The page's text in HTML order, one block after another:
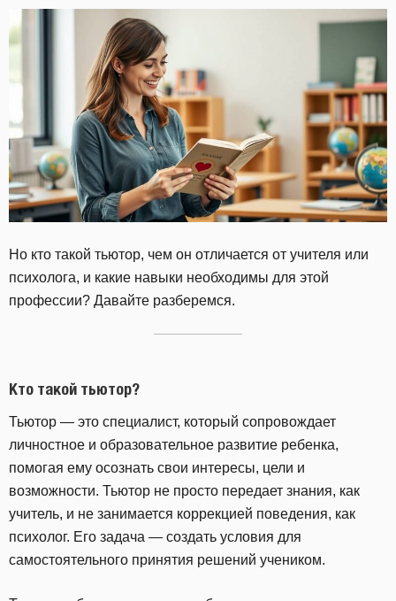
Но кто такой тьютор, чем он отличается от учителя или
психолога, и какие навыки необходимы для этой
профессии? Давайте разберемся.
Кто такой тьютор?
Тьютор — это специалист, который сопровождает
личностное и образовательное развитие ребенка,
помогая ему осознать свои интересы, цели и
возможности. Тьютор не просто передает знания, как
учитель, и не занимается коррекцией поведения, как
психолог. Его задача — создать условия для
самостоятельного принятия решений учеником.